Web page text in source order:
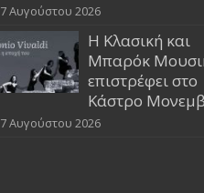
7 Αυγούστου 2026
Η Κλασική και
Μπαρόκ
επιστρέφει στο
Κάστρο
7 Αυγούστου 2026